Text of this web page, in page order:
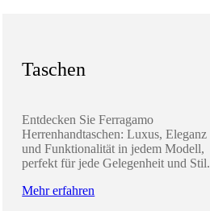
Taschen
Entdecken Sie Ferragamo
Herrenhandtaschen: Luxus, Eleganz
und Funktionalität in jedem Modell,
perfekt für jede Gelegenheit und Stil.
Mehr erfahren